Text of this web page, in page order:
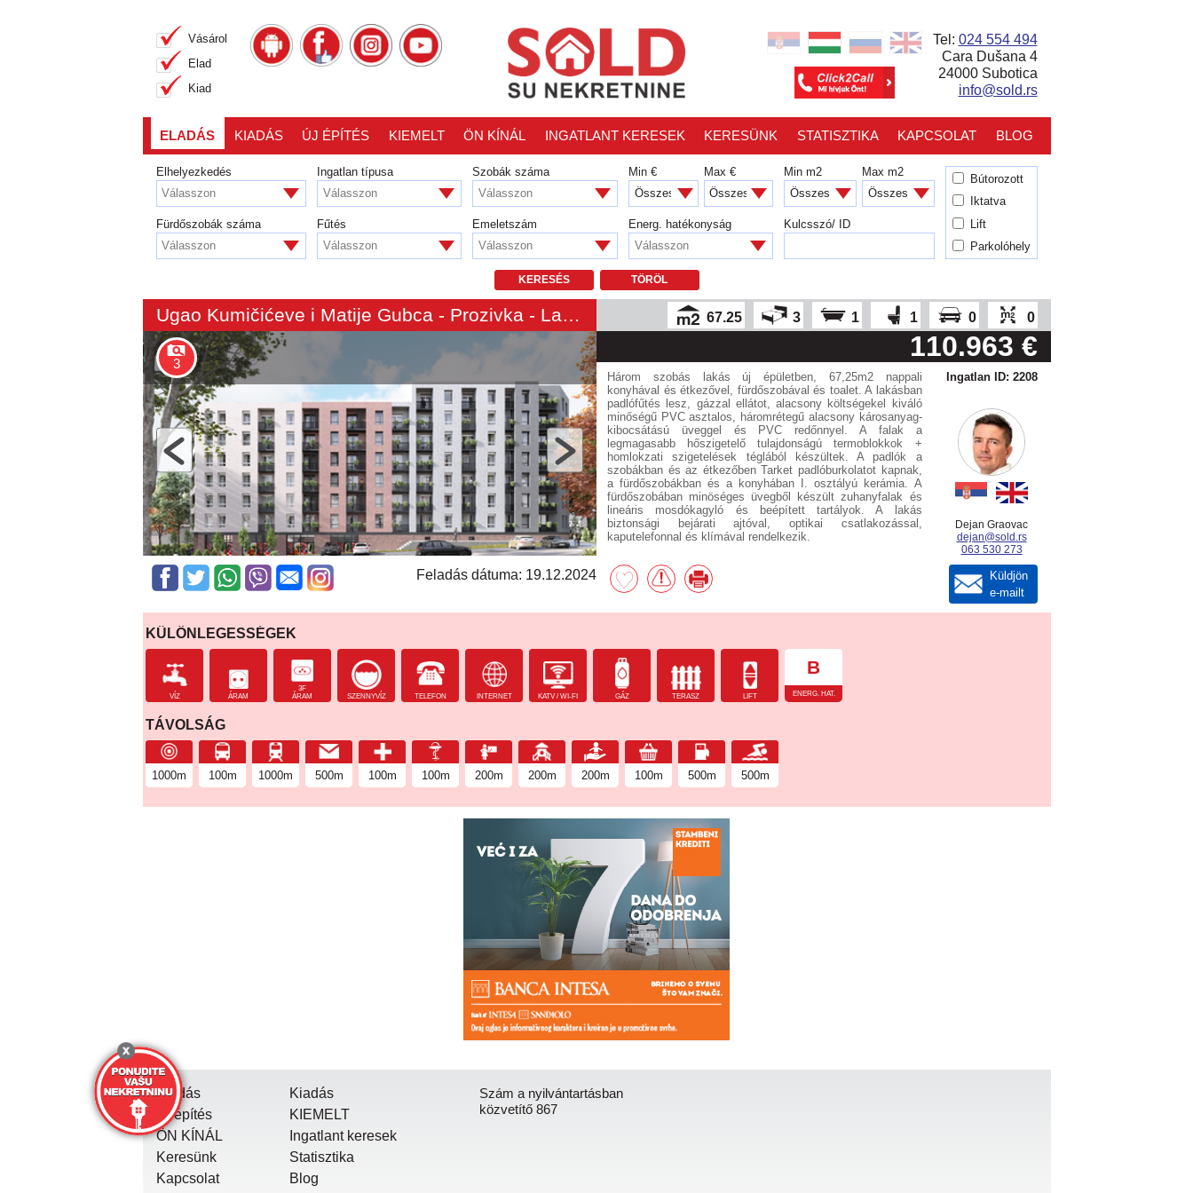
Vásárol
Elad
Kiad
Tel: 024 554 494
Cara Dušana 4
24000 Subotica
info@sold.rs
ELADÁS KIADÁS ÚJ ÉPÍTÉS KIEMELT ÖN KÍNÁL INGATLANT KERESEK KERESÜNK STATISZTIKA KAPCSOLAT BLOG
Elhelyezkedés
Válasszon
Ingatlan típusa
Válasszon
Szobák száma
Válasszon
Min € Max € Min m2 Max m2
Fürdőszobák száma
Válasszon
Fűtés
Válasszon
Emeletszám
Válasszon
Energ. hatékonyság
Válasszon
Kulcsszó/ ID
Bútorozott
Iktatva
Lift
Parkolóhely
KERESÉS TÖRÖL
67.25 3 1 1 0 0
3
110.963 €
Három szobás lakás új épületben, 67,25m2 nappali
konyhával és étkezővel, fürdőszobával és toalet. A lakásban
padlófűtés lesz, gázzal ellátot, alacsony költségekel kiváló
minőségű PVC asztalos, háromrétegű alacsony károsanyag-
kibocsátású üveggel és PVC redőnnyel. A falak a
legmagasabb hőszigetelő tulajdonságú termoblokkok +
homlokzati szigetelések téglából készültek. A padlók a
szobákban és az étkezőben Tarket padlóburkolatot kapnak,
a fürdőszobákban és a konyhában I. osztályú kerámia. A
fürdőszobában minöséges üvegből készült zuhanyfalak és
lineáris mosdókagyló és beépített tartályok. A lakás
biztonsági bejárati ajtóval, optikai csatlakozással,
kaputelefonnal és klímával rendelkezik.
Ingatlan ID: 2208
Dejan Graovac
dejan@sold.rs
063 530 273
Feladás dátuma: 19.12.2024
Küldjön
e-mailt
KÜLÖNLEGESSÉGEK
VÍZ ÁRAM
3F
ÁRAM
SZENNYVÍZ TELEFON INTERNET KATV / WI-FI GÁZ TERASZ LIFT
B
ENERG. HAT.
TÁVOLSÁG
1000m 100m 1000m 500m 100m 100m 200m 200m 200m 100m 500m 500m
Eladás
Kiadás
Új építés
KIEMELT
ÖN KÍNÁL
Ingatlant keresek
Keresünk
Statisztika
Kapcsolat
Blog
Szám a nyilvántartásban
közvetítő 867